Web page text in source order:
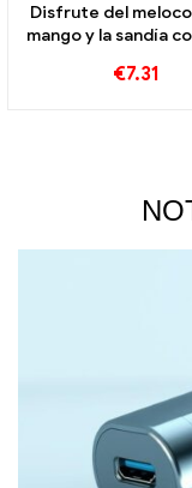
Disfrute del
mango y la sandía
cigarrillo€7.31